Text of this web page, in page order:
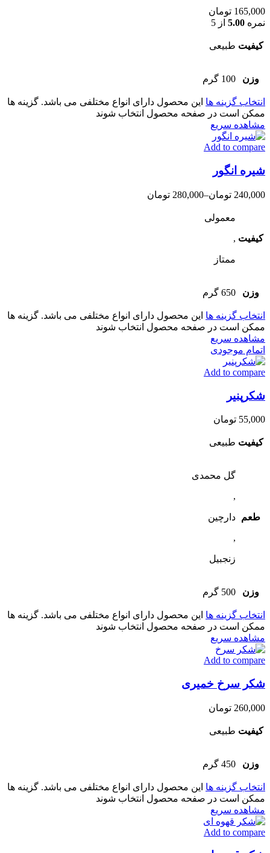
165,000 تومان
نمره 5.00 از 5
کیفیت طبیعی
وزن 100 گرم
انتخاب گزینه ها این محصول دارای انواع مختلفی می باشد. گزینه ها
ممکن است در صفحه محصول انتخاب شوند
مشاهده سریع
Add to compare
شیره انگور
240,000 تومان–
280,000 تومان
کیفیت
معمولی
,
ممتاز
وزن 650 گرم
انتخاب گزینه ها این محصول دارای انواع مختلفی می باشد. گزینه ها
ممکن است در صفحه محصول انتخاب شوند
مشاهده سریع
اتمام موجودی
Add to compare
شکرپنیر
55,000 تومان
کیفیت طبیعی
طعم
گل محمدی
,
دارچین
,
زنجبیل
وزن 500 گرم
انتخاب گزینه ها این محصول دارای انواع مختلفی می باشد. گزینه ها
ممکن است در صفحه محصول انتخاب شوند
مشاهده سریع
Add to compare
شکر سرخ خمیری
260,000 تومان
کیفیت طبیعی
وزن 450 گرم
انتخاب گزینه ها این محصول دارای انواع مختلفی می باشد. گزینه ها
ممکن است در صفحه محصول انتخاب شوند
مشاهده سریع
Add to compare